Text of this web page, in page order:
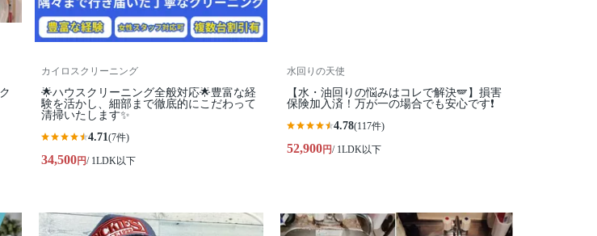
カイロスクリーニング
🌟ハウスクリーニング全般対応🌟豊富な経
験を活かし、細部まで徹底的にこだわって
清掃いたします✨
4.71(7件)
34,500円/ 1LDK以下
水回りの天使
【水・油回りの悩みはコレで解決🪽】損害
保険加入済！万が一の場合でも安心です❗️
4.78(117件)
52,900円/ 1LDK以下